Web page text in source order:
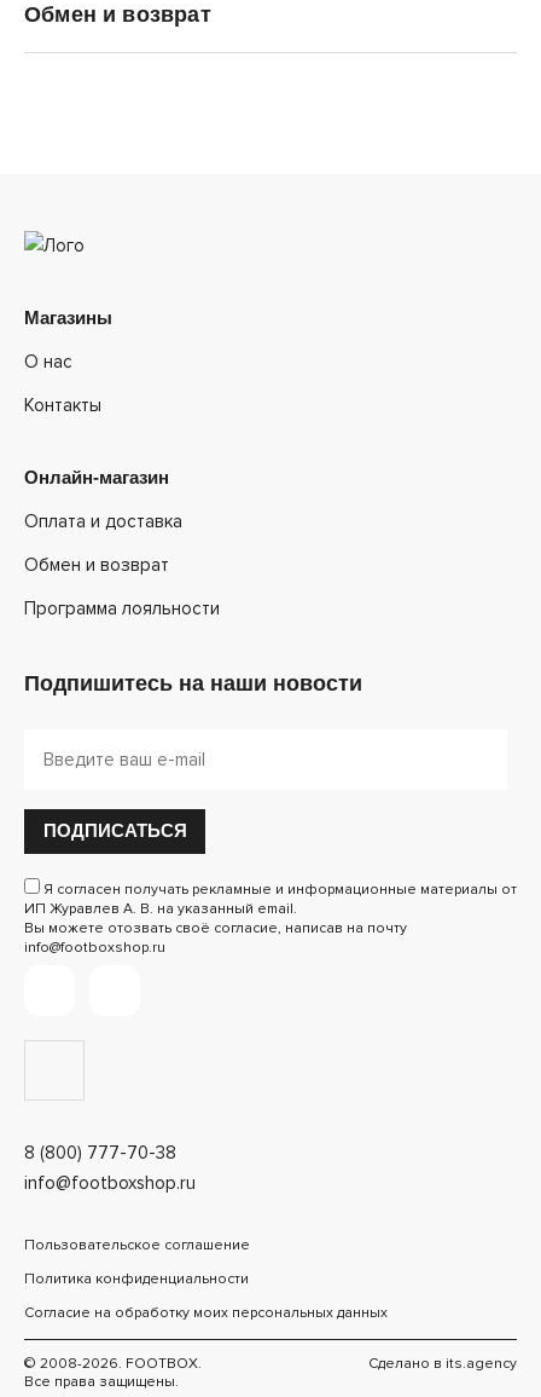
Обмен и возврат
8 (800) 777-70-38
info@footboxshop.ru
Магазины
О нас
Контакты
Онлайн-магазин
Оплата и доставка
Обмен и возврат
Программа лояльности
Подпишитесь на наши новости
ПОДПИСАТЬСЯ
Я согласен получать рекламные и информационные материалы от
ИП Журавлев А. В. на указанный email.
Вы можете отозвать своё согласие, написав на почту
info@footboxshop.ru
Пользовательское соглашение
Политика конфиденциальности
Согласие на обработку моих персональных данных
© 2008-2026. FOOTBOX.
Все права защищены.
Сделано в its.agency